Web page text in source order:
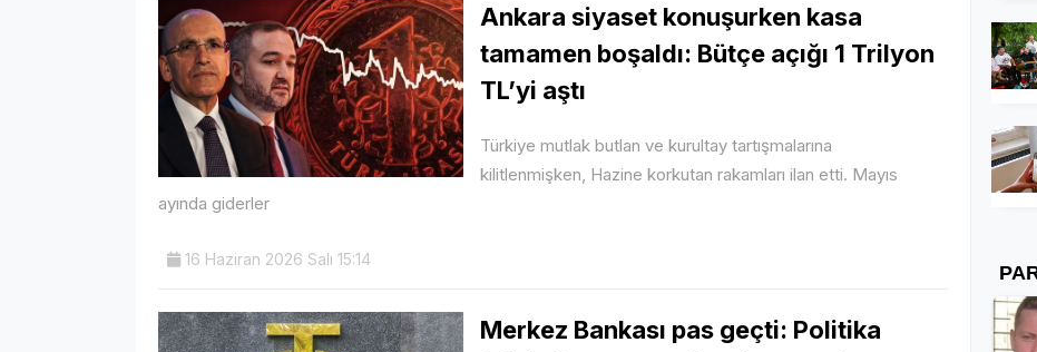
Ankara siyaset konuşurken kasa
tamamen boşaldı: Bütçe açığı 1 Trilyon
TL’yi aştı
Türkiye mutlak butlan ve kurultay tartışmalarına
kilitlenmişken, Hazine korkutan rakamları ilan etti. Mayıs
ayında giderler
16 Haziran 2026 Salı 15:14
Merkez Bankası pas geçti: Politika